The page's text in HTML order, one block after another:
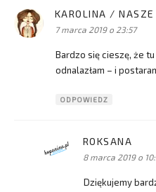
KAROLINA / NASZE
7 marca 2019 o 23:57
Bardzo się cieszę, że
odnalazłam – i
ODPOWIEDZ
ROKSANA
8 marca 2019 o
Dziękujemy